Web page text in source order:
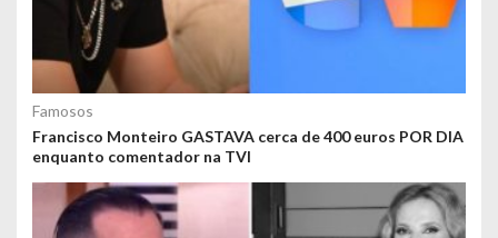
Famosos
Francisco Monteiro GASTAVA cerca de 400 euros POR DIA
enquanto comentador na TVI